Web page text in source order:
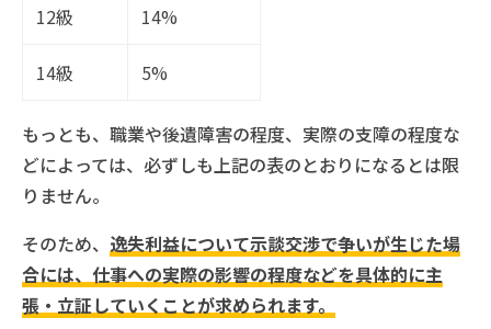
12級 14%
14級 5%
もっとも、職業や後遺障害の程度、実際の支障の程度な
どによっては、必ずしも上記の表のとおりになるとは限
りません。
そのため、 逸失利益について示談交渉で争いが生じた場
合には、仕事への実際の影響の程度などを具体的に主
張・立証していくことが求められます。